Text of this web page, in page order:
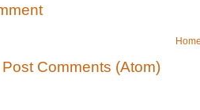
Post Comments (Atom)